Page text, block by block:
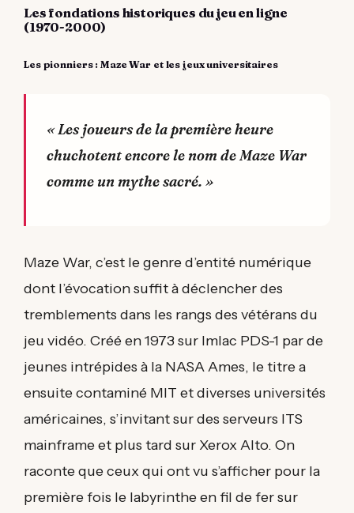
Les fondations historiques du jeu en ligne
(1970-2000)
Les pionniers : Maze War et les jeux universitaires
« Les joueurs de la première heure
chuchotent encore le nom de Maze War
comme un mythe sacré. »
Maze War, c’est le genre d’entité numérique
dont l’évocation suffit à déclencher des
tremblements dans les rangs des vétérans du
jeu vidéo. Créé en 1973 sur Imlac PDS-1 par de
jeunes intrépides à la NASA Ames, le titre a
ensuite contaminé MIT et diverses universités
américaines, s’invitant sur des serveurs ITS
mainframe et plus tard sur Xerox Alto. On
raconte que ceux qui ont vu s’afficher pour la
première fois le labyrinthe en fil de fer sur